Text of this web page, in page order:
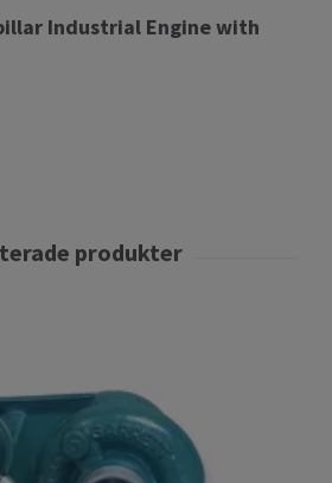
Industrial Engine with